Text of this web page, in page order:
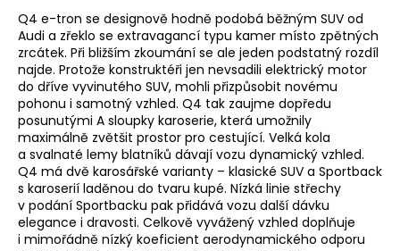
Q4 e-tron se designově hodně podobá běžným SUV od
Audi a zřeklo se extravagancí typu kamer místo zpětných
zrcátek. Při bližším zkoumání se ale jeden podstatný rozdíl
najde. Protože konstruktéři jen nevsadili elektrický motor
do dříve vyvinutého SUV, mohli přizpůsobit novému
pohonu i samotný vzhled. Q4 tak zaujme dopředu
posunutými A sloupky karoserie, která umožnily
maximálně zvětšit prostor pro cestující. Velká kola
a svalnaté lemy blatníků dávají vozu dynamický vzhled.
Q4 má dvě karosářské varianty – klasické SUV a Sportback
s karoserií laděnou do tvaru kupé. Nízká linie střechy
v podání Sportbacku pak přidává vozu další dávku
elegance i dravosti. Celkově vyvážený vzhled doplňuje
i mimořádně nízký koeficient aerodynamického odporu